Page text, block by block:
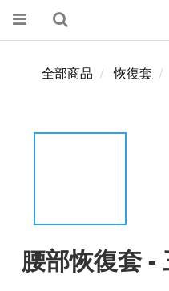
全部商品 恢復套
腰部恢復套 -